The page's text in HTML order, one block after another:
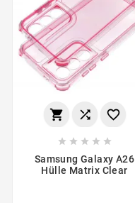
  
    
Samsung Galaxy A26
Hülle Matrix Clear